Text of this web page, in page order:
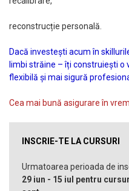
reconstrucție personală.
Dacă investești acum în
limbi străine – îți construiești o
flexibilă și mai sigură
Cea mai bună asigurare în
INSCRIE-TE LA CURSURI
Urmatoarea perioada de
29 iun - 15 iul pentru